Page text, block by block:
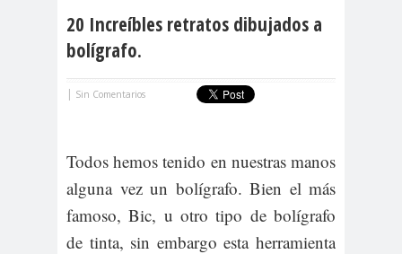
20 Increíbles retratos dibujados a
bolígrafo.
| Sin Comentarios
Todos hemos tenido en nuestras manos
alguna vez un bolígrafo. Bien el más
famoso, Bic, u otro tipo de bolígrafo
de tinta, sin embargo esta herramienta